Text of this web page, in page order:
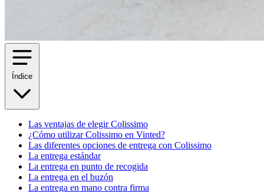
Índice
Las ventajas de elegir Colissimo
¿Cómo utilizar Colissimo en Vinted?
Las diferentes opciones de entrega con Colissimo
La entrega estándar
La entrega en punto de recogida
La entrega en el buzón
La entrega en mano contra firma